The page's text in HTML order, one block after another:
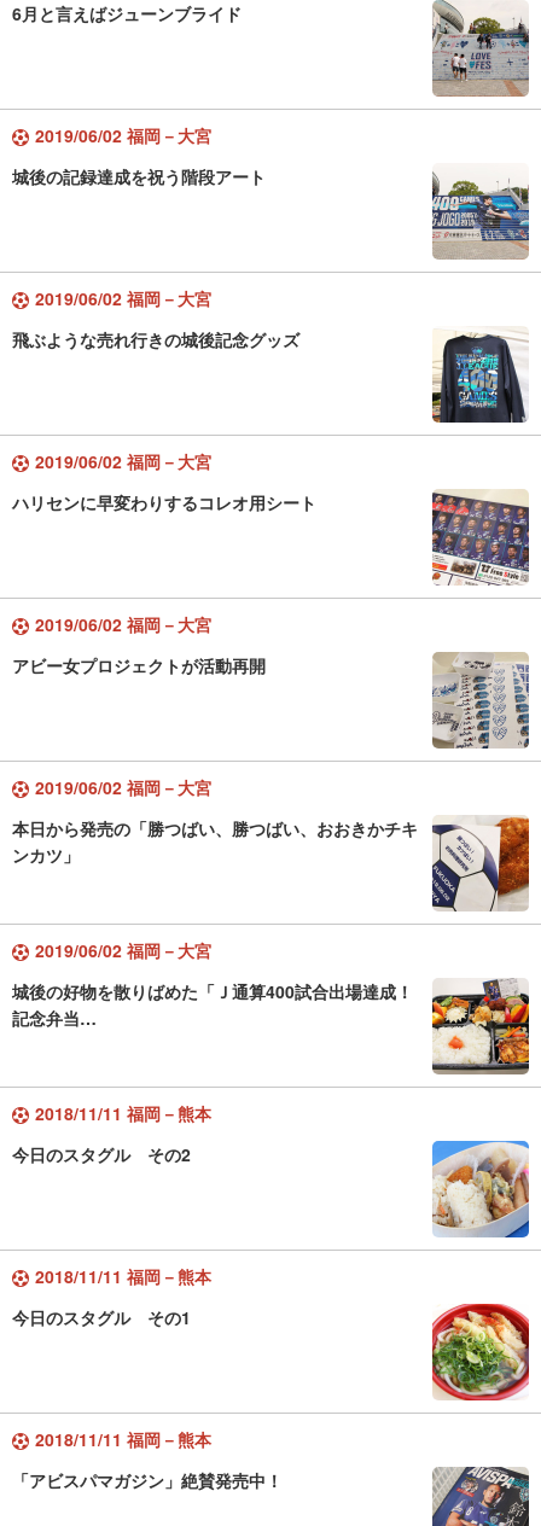
6月と言えばジューンブライド
2019/06/02 福岡－大宮
城後の記録達成を祝う階段アート
2019/06/02 福岡－大宮
飛ぶような売れ行きの城後記念グッズ
2019/06/02 福岡－大宮
ハリセンに早変わりするコレオ用シート
2019/06/02 福岡－大宮
アビー女プロジェクトが活動再開
2019/06/02 福岡－大宮
本日から発売の「勝つばい、勝つばい、おおきかチキ
ンカツ」
2019/06/02 福岡－大宮
城後の好物を散りばめた「Ｊ通算400試合出場達成！
記念弁当…
2018/11/11 福岡－熊本
今日のスタグル その2
2018/11/11 福岡－熊本
今日のスタグル その1
2018/11/11 福岡－熊本
「アビスパマガジン」絶賛発売中！